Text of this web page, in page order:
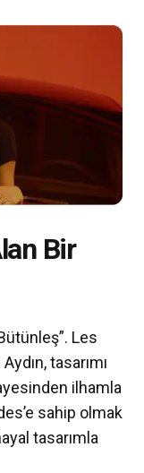
Bir
Les
tasarımı
ilhamla
sahip olmak
tasarımla